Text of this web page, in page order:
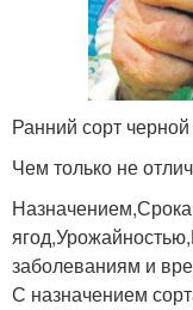
Самоплодные
Репчатый
Ранний сорт
Чем только не
заболеваниям и
С назначением